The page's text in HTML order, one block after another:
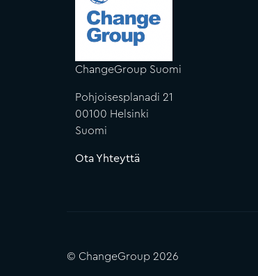
ChangeGroup Suomi
Pohjoisesplanadi 21
00100 Helsinki
Suomi
Ota Yhteyttä
© ChangeGroup 2026